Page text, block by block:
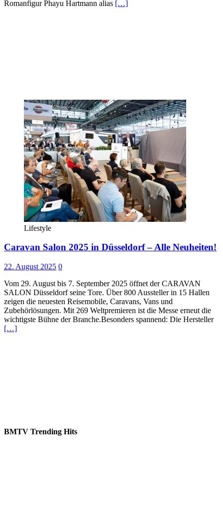
Romanfigur Phayu Hartmann alias […]
Lifestyle
Caravan Salon 2025 in Düsseldorf – Alle Neuheiten!
22. August 2025 0
Vom 29. August bis 7. September 2025 öffnet der CARAVAN
SALON Düsseldorf seine Tore. Über 800 Aussteller in 15 Hallen
zeigen die neuesten Reisemobile, Caravans, Vans und
Zubehörlösungen. Mit 269 Weltpremieren ist die Messe erneut die
wichtigste Bühne der Branche.Besonders spannend: Die Hersteller
[…]
BMTV Trending Hits